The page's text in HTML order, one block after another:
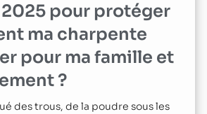
pour protéger
ma charpente
pour ma famille et
?
des trous, de la poudre sous les